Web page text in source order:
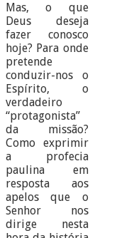
Mas, o que
Deus deseja
fazer conosco
hoje? Para onde
pretende
conduzir-nos o
Espírito, o
verdadeiro
“protagonista”
da missão?
Como exprimir
a profecia
paulina em
resposta aos
apelos que o
Senhor nos
dirige nesta